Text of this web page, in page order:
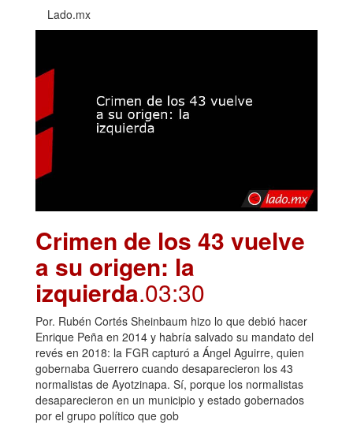
Lado.mx
Crimen de los 43 vuelve
a su origen: la
izquierda.03:30
Por. Rubén Cortés Sheinbaum hizo lo que debió hacer
Enrique Peña en 2014 y habría salvado su mandato del
revés en 2018: la FGR capturó a Ángel Aguirre, quien
gobernaba Guerrero cuando desaparecieron los 43
normalistas de Ayotzinapa. Sí, porque los normalistas
desaparecieron en un municipio y estado gobernados
por el grupo político que gob